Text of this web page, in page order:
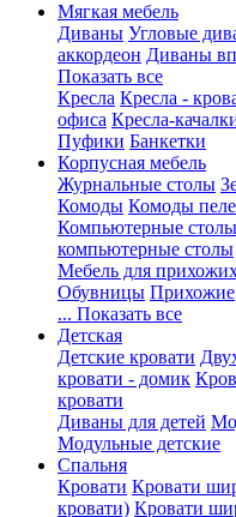
Мягкая мебель
Диваны Угловые
аккордеон Диваны
Показать все
Кресла Кресла -
офиса Кресла-
Пуфики Банкетки
Корпусная мебель
Журнальные столы
Комоды Комоды
Компьютерные столы
компьютерные столы
Мебель для
Обувницы Прихожие
... Показать все
Детская
Детские кровати
кровати - домик
кровати
Диваны для детей
Модульные детские
Спальня
Кровати Кровати
кровати) Кровати